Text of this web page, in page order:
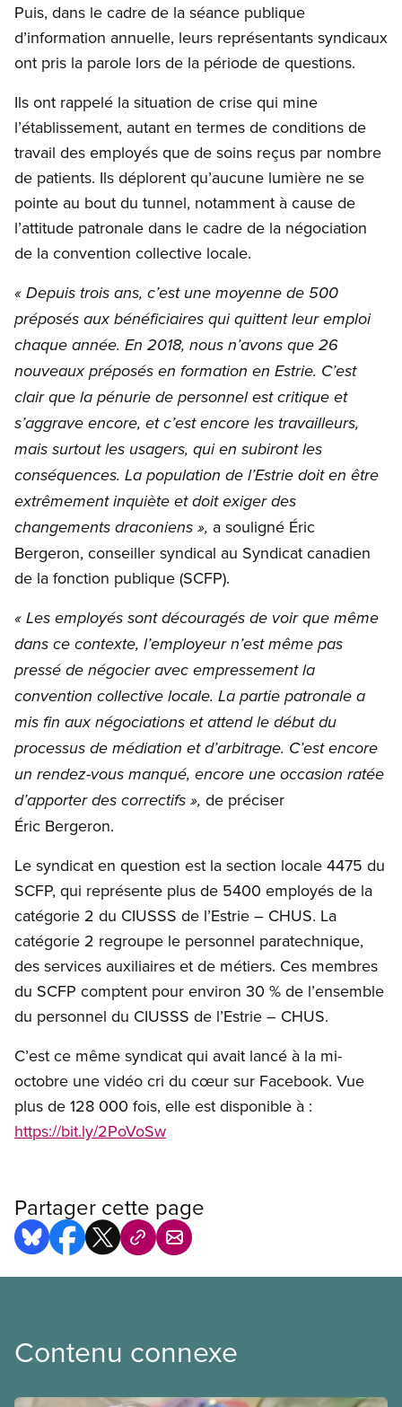
Puis, dans le cadre de la séance publique
d’information annuelle, leurs représentants syndicaux
ont pris la parole lors de la période de questions.
Ils ont rappelé la situation de crise qui mine
l’établissement, autant en termes de conditions de
travail des employés que de soins reçus par nombre
de patients. Ils déplorent qu’aucune lumière ne se
pointe au bout du tunnel, notamment à cause de
l’attitude patronale dans le cadre de la négociation
de la convention collective locale.
« Depuis trois ans, c’est une moyenne de 500
préposés aux bénéficiaires qui quittent leur emploi
chaque année. En 2018, nous n’avons que 26
nouveaux préposés en formation en Estrie. C’est
clair que la pénurie de personnel est critique et
s’aggrave encore, et c’est encore les travailleurs,
mais surtout les usagers, qui en subiront les
conséquences. La population de l’Estrie doit en être
extrêmement inquiète et doit exiger des
changements draconiens », a souligné Éric
Bergeron, conseiller syndical au Syndicat canadien
de la fonction publique (SCFP).
« Les employés sont découragés de voir que même
dans ce contexte, l’employeur n’est même pas
pressé de négocier avec empressement la
convention collective locale. La partie patronale a
mis fin aux négociations et attend le début du
processus de médiation et d’arbitrage. C’est encore
un rendez-vous manqué, encore une occasion ratée
d’apporter des correctifs », de préciser
Éric Bergeron.
Le syndicat en question est la section locale 4475 du
SCFP, qui représente plus de 5400 employés de la
catégorie 2 du CIUSSS de l’Estrie – CHUS. La
catégorie 2 regroupe le personnel paratechnique,
des services auxiliaires et de métiers. Ces membres
du SCFP comptent pour environ 30 % de l’ensemble
du personnel du CIUSSS de l’Estrie – CHUS.
C’est ce même syndicat qui avait lancé à la mi-
octobre une vidéo cri du cœur sur Facebook. Vue
plus de 128 000 fois, elle est disponible à :
https://bit.ly/2PoVoSw
Partager cette page
Contenu connexe